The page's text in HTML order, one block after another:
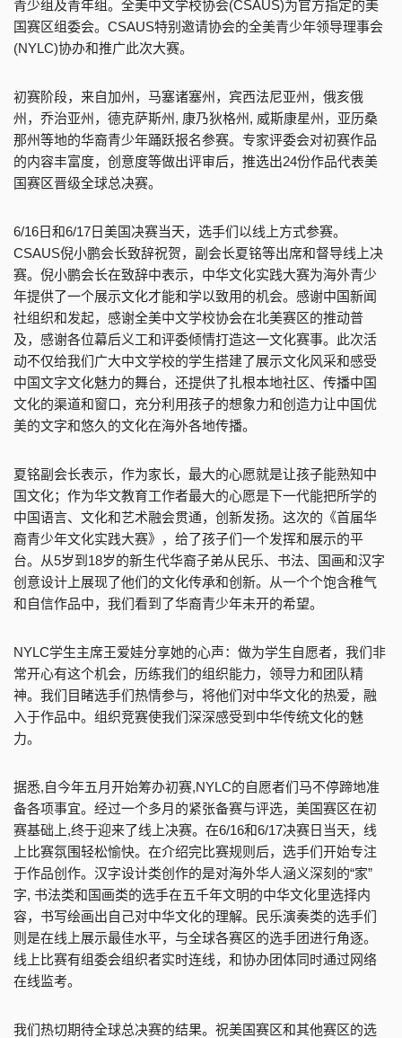
青少组及青年组。全美中文学校协会(CSAUS)为官方指定的美
国赛区组委会。CSAUS特别邀请协会的全美青少年领导理事会
(NYLC)协办和推广此次大赛。
初赛阶段，来自加州，马塞诸塞州，宾西法尼亚州，俄亥俄
州，乔治亚州，德克萨斯州, 康乃狄格州, 威斯康星州，亚历桑
那州等地的华裔青少年踊跃报名参赛。专家评委会对初赛作品
的内容丰富度，创意度等做出评审后，推选出24份作品代表美
国赛区晋级全球总决赛。
6/16日和6/17日美国决赛当天，选手们以线上方式参赛。
CSAUS倪小鹏会长致辞祝贺，副会长夏铭等出席和督导线上决
赛。倪小鹏会长在致辞中表示，中华文化实践大赛为海外青少
年提供了一个展示文化才能和学以致用的机会。感谢中国新闻
社组织和发起，感谢全美中文学校协会在北美赛区的推动普
及，感谢各位幕后义工和评委倾情打造这一文化赛事。此次活
动不仅给我们广大中文学校的学生搭建了展示文化风采和感受
中国文字文化魅力的舞台，还提供了扎根本地社区、传播中国
文化的渠道和窗口，充分利用孩子的想象力和创造力让中国优
美的文字和悠久的文化在海外各地传播。
夏铭副会长表示，作为家长，最大的心愿就是让孩子能熟知中
国文化；作为华文教育工作者最大的心愿是下一代能把所学的
中国语言、文化和艺术融会贯通，创新发扬。这次的《首届华
裔青少年文化实践大赛》，给了孩子们一个发挥和展示的平
台。从5岁到18岁的新生代华裔子弟从民乐、书法、国画和汉字
创意设计上展现了他们的文化传承和创新。从一个个饱含稚气
和自信作品中，我们看到了华裔青少年未开的希望。
NYLC学生主席王爱娃分享她的心声：做为学生自愿者，我们非
常开心有这个机会，历练我们的组织能力，领导力和团队精
神。我们目睹选手们热情参与，将他们对中华文化的热爱，融
入于作品中。组织竞赛使我们深深感受到中华传统文化的魅
力。
据悉,自今年五月开始筹办初赛,NYLC的自愿者们马不停蹄地准
备各项事宜。经过一个多月的紧张备赛与评选，美国赛区在初
赛基础上,终于迎来了线上决赛。在6/16和6/17决赛日当天，线
上比赛氛围轻松愉快。在介绍完比赛规则后，选手们开始专注
于作品创作。汉字设计类创作的是对海外华人涵义深刻的“家”
字, 书法类和国画类的选手在五千年文明的中华文化里选择内
容，书写绘画出自己对中华文化的理解。民乐演奏类的选手们
则是在线上展示最佳水平，与全球各赛区的选手团进行角逐。
线上比赛有组委会组织者实时连线，和协办团体同时通过网络
在线监考。
我们热切期待全球总决赛的结果。祝美国赛区和其他赛区的选